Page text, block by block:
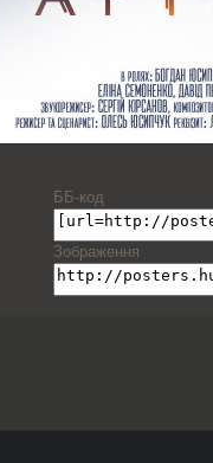
ББ-код
Зображення